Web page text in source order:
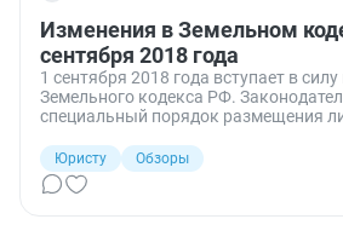
Изменения в Земельном
сентября 2018 года
1 сентября 2018 года вступает в
Земельного кодекса РФ.
специальный порядок размещения
сервитута, иначе говоря, уточнили
пользования чужими земельными
Юристу
Обзоры